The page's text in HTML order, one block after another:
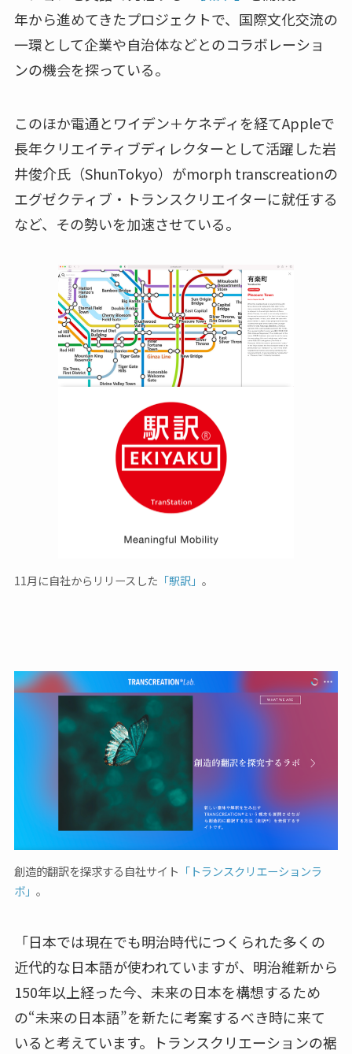
年から進めてきたプロジェクトで、国際文化交流の
一環として企業や自治体などとのコラボレーショ
ンの機会を探っている。
このほか電通とワイデン＋ケネディを経てAppleで
長年クリエイティブディレクターとして活躍した岩
井俊介氏（ShunTokyo）がmorph transcreationの
エグゼクティブ・トランスクリエイターに就任する
など、その勢いを加速させている。
11月に自社からリリースした 「駅訳」 。
創造的翻訳を探求する自社サイト 「トランスクリエーションラ
ボ」 。
「日本では現在でも明治時代につくられた多くの
近代的な日本語が使われていますが、明治維新から
150年以上経った今、未来の日本を構想するため
の“未来の日本語”を新たに考案するべき時に来て
いると考えています。トランスクリエーションの裾